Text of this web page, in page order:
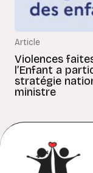
Article
Violences
l’Enfant a
stratégie
ministre